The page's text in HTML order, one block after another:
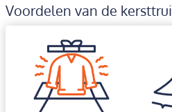
Voordelen van de kersttrui